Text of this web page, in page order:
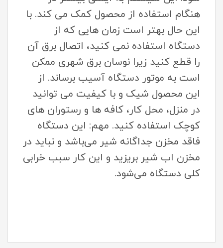
هنگام استفاده از محصول کمک می کند. با
این حال بهتر است زمان هایی که از
دستگاه استفاده نمی کنید، اتصال برق آن
را قطع کنید زیرا نوسان برق شهری ممکن
است به موتور دستگاه آسیب برساند. از
این محصول شیک و با کیفیت می توانید
در منزل، محل کار، کافه ها و رستوران های
کوچک استفاده کنید. مهم: این دستگاه
فاقد مخزن جداگانه شیر می‌باشد و نباید در
مخزن اب شیر بریزید و این کار سبب خرابی
کلی دستگاه می‌شود.